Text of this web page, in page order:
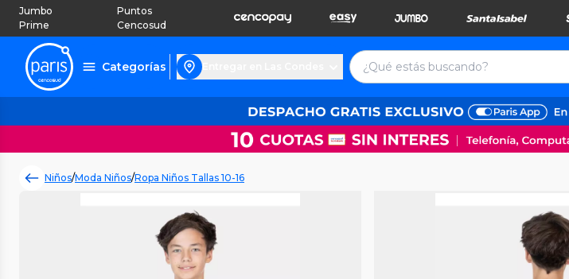
Jumbo
Prime
Puntos
Cencosud
Categorías
Niños/Moda Niños/Ropa Niños Tallas 10-16